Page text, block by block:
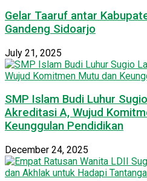
Gelar Taaruf antar
Gandeng Sidoarjo
July 21, 2025
SMP Islam Budi Luhur
Akreditasi A, Wujud
Keunggulan Pendidikan
December 24, 2025